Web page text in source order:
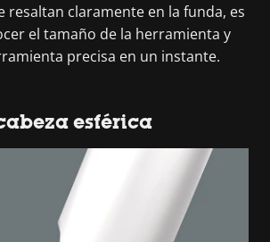
resaltan claramente en la funda, es
el tamaño de la herramienta y
precisa en un instante.
esférica